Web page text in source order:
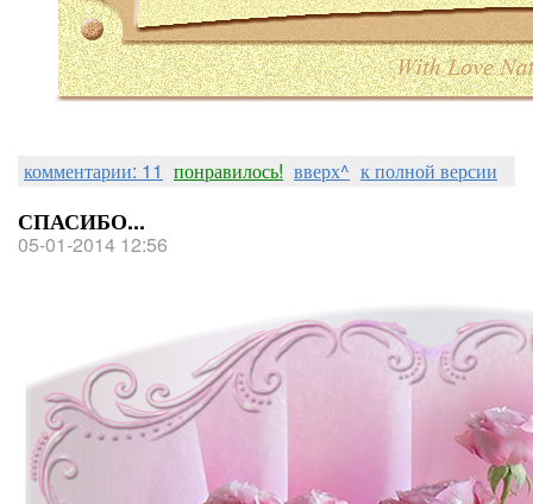
комментарии: 11 понравилось! вверх^ к полной версии
СПАСИБО...
05-01-2014 12:56